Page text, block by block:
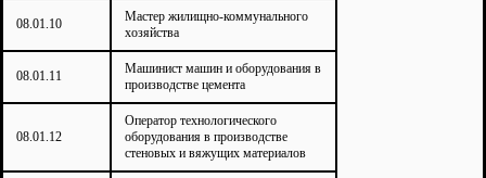
08.01.10
Мастер жилищно-коммунального
хозяйства
08.01.11
Машинист машин и оборудования в
производстве цемента
08.01.12
Оператор технологического
оборудования в производстве
стеновых и вяжущих материалов